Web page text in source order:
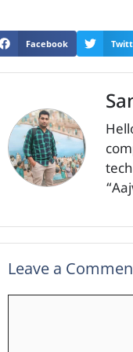
Facebook
Leave a